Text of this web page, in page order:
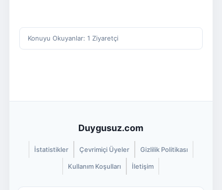
Konuyu Okuyanlar: 1 Ziyaretçi
Duygusuz.com
İstatistikler Çevrimiçi Üyeler Gizlilik Politikası
Kullanım Koşulları İletişim